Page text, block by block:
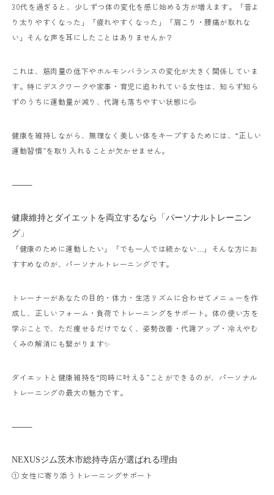
30代を過ぎると、少しずつ体の変化を感じ始める方が増えます。
「昔よ
り太りやすくなった」「疲れやすくなった」「肩こり・腰痛が取れな
い」 そんな声を耳にしたことはありませんか？
これは、筋肉量の低下やホルモンバランスの変化が大きく関係していま
す。特にデスクワークや家事・育児に追われている女性は、知らず知ら
ずのうちに運動量が減り、代謝も落ちやすい状態に💦
健康を維持しながら、無理なく美しい体をキープするためには、 “正しい
運動習慣”を取り入れることが欠かせません。
⸻
健康維持とダイエットを両立するなら「パーソナルトレーニン
グ」
「健康のために運動したい」 「でも一人では続かない…」
そんな方にお
すすめなのが、パーソナルトレーニングです。
トレーナーがあなたの目的・体力・生活リズムに合わせてメニューを作
成し、 正しいフォーム・負荷でトレーニングをサポート。 体の使い方を
学ぶことで、ただ痩せるだけでなく、 姿勢改善・代謝アップ・冷えやむ
くみの解消にも繋がります✨
ダイエットと健康維持を“同時に叶える”ことができるのが、 パーソナル
トレーニングの最大の魅力です。
⸻
NEXUSジム茨木市総持寺店が選ばれる理由
① 女性に寄り添うトレーニングサポート